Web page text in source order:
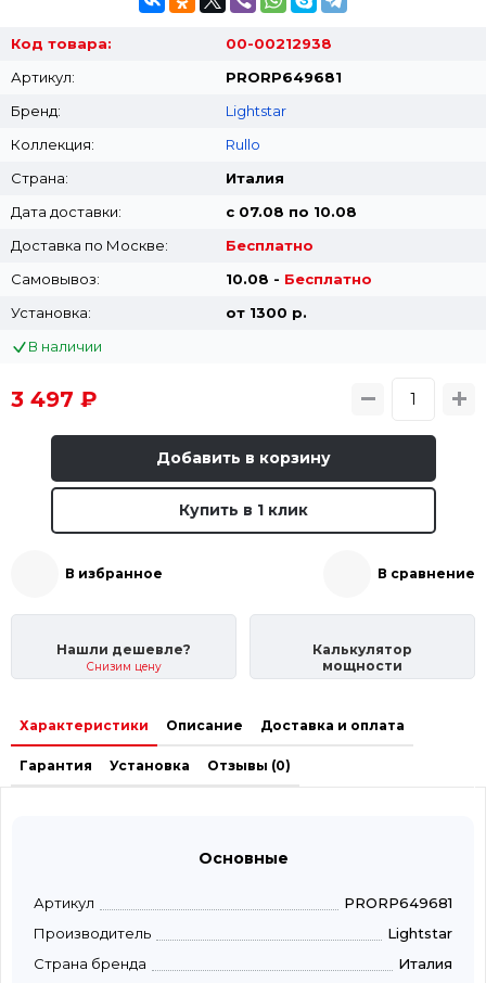
Код товара:
00-00212938
Артикул:
PRORP649681
Бренд:
Lightstar
Коллекция:
Rullo
Страна:
Италия
Дата доставки:
с 07.08 по 10.08
Доставка по Москве:
Бесплатно
Самовывоз:
10.08 - Бесплатно
Установка:
от 1300 p.
В наличии
3 497 ₽
Добавить в корзину
Купить в 1 клик
В избранное В сравнение
Нашли дешевле?
Снизим цену
Калькулятор
мощности
Характеристики Описание Доставка и оплата
Гарантия Установка Отзывы (0)
Основные
Артикул
PRORP649681
Производитель
Lightstar
Страна бренда
Италия